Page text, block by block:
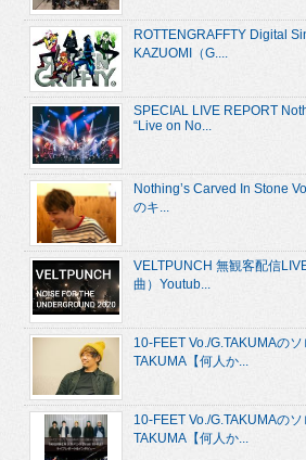
ROTTENGRAFFTY Digital
KAZUOMI（G....
SPECIAL LIVE REPORT
“Live on No...
Nothing’s Carved In Stone
のキ...
VELTPUNCH 無観客配信
曲）Youtub...
10-FEET Vo./G.TAKUMAのソ
TAKUMA【何人か...
10-FEET Vo./G.TAKUMAのソ
TAKUMA【何人か...